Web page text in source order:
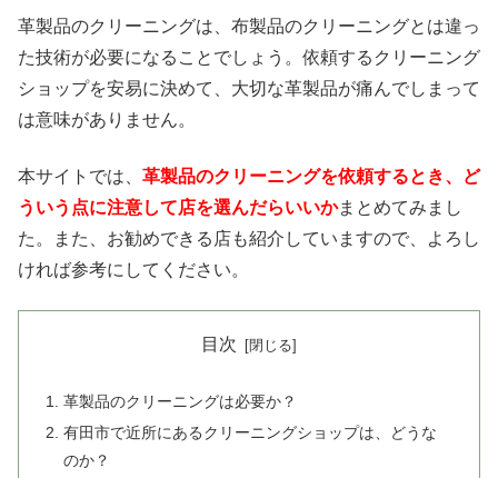
革製品のクリーニングは、布製品のクリーニングとは違っ
た技術が必要になることでしょう。依頼するクリーニング
ショップを安易に決めて、大切な革製品が痛んでしまって
は意味がありません。
本サイトでは、 革製品のクリーニングを依頼するとき、ど
ういう点に注意して店を選んだらいいかまとめてみまし
た。また、お勧めできる店も紹介していますので、よろし
ければ参考にしてください。
目次
革製品のクリーニングは必要か？
有田市で近所にあるクリーニングショップは、どうな
のか？